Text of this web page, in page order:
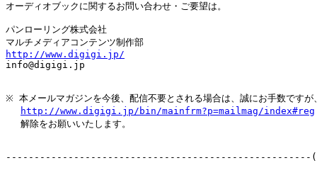
オーディオブックに関するお問い合わせ・ご要望は。
パンローリング株式会社
http://www.digigi.jp/
info@digigi.jp
※ 本メールマガジンを今後、配信不要とされる場合は、誠にお手数ですが
http://www.digigi.jp/bin/mainfrm?p=mailmag/index#reg
解除をお願いいたします。
------------------------------------------------------(C)